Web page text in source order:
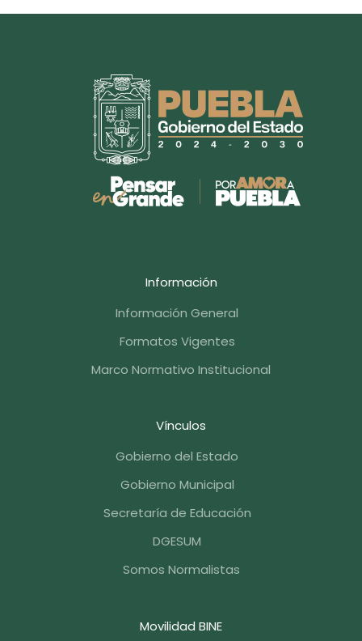
Información
Información General
Formatos Vigentes
Marco Normativo Institucional
Vínculos
Gobierno del Estado
Gobierno Municipal
Secretaría de Educación
DGESUM
Somos Normalistas
Movilidad BINE